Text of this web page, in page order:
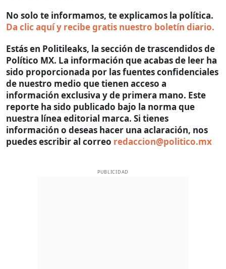
No solo te informamos, te explicamos la política.
Da clic aquí y recibe gratis nuestro boletín diario.
Estás en Politileaks, la sección de trascendidos de
Político MX. La información que acabas de leer ha
sido proporcionada por las fuentes confidenciales
de nuestro medio que tienen acceso a
información exclusiva y de primera mano. Este
reporte ha sido publicado bajo la norma que
nuestra línea editorial marca. Si tienes
información o deseas hacer una aclaración, nos
puedes escribir al correo redaccion@politico.mx
PUBLICIDAD